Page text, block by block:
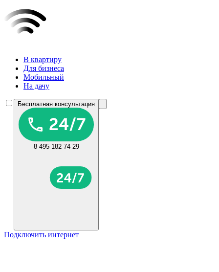
В квартиру
Для бизнеса
Мобильный
На дачу
Бесплатная консультация
8 495 182 74 29
Подключить интернет